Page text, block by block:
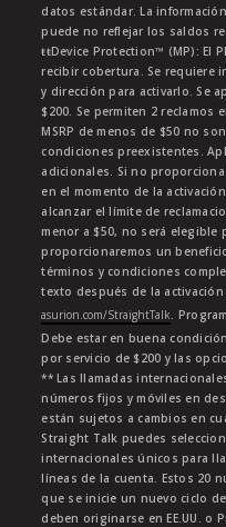
datos estándar. La
puede no reflejar los saldos
ŧŧDevice Protection™ (MP): El
recibir cobertura. Se requiere
y dirección para activarlo. Se
$200. Se permiten 2 reclamos
MSRP de menos de $50 no
condiciones preexistentes.
adicionales. Si no
en el momento de la
alcanzar el límite de
menor a $50, no será elegible
proporcionaremos un
términos y condiciones
texto después de la
asurion.com/StraightTalk .
Debe estar en buena
por servicio de $200 y las
** Las llamadas
números fijos y móviles en
están sujetos a cambios en
Straight Talk puedes
internacionales únicos para
líneas de la cuenta. Estos 20
que se inicie un nuevo ciclo
deben originarse en EE.UU. o